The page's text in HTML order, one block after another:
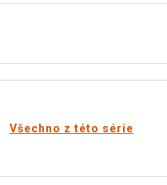
Všechno z této série